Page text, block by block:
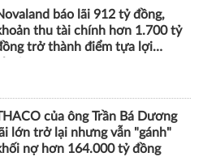
của ông Trần Bá Dương
lớn trở lại nhưng vẫn "gánh"
nợ hơn 164.000 tỷ đồng
báo lãi kỷ lục hơn
tỷ đồng sau 6 tháng, gấp
5 lần cùng kỳ